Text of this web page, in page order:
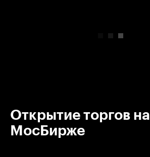
Открытие торгов на
МосБирже